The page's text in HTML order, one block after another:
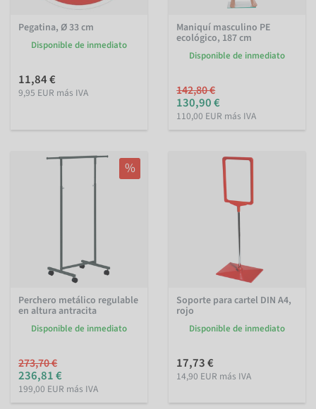
Pegatina, Ø 33 cm
Disponible de inmediato
11,84 €
9,95 EUR más IVA
Maniquí masculino PE
ecológico, 187 cm
Disponible de inmediato
142,80 €
130,90 €
110,00 EUR más IVA
%
Perchero metálico regulable
en altura antracita
Disponible de inmediato
273,70 €
236,81 €
199,00 EUR más IVA
Soporte para cartel DIN A4,
rojo
Disponible de inmediato
17,73 €
14,90 EUR más IVA